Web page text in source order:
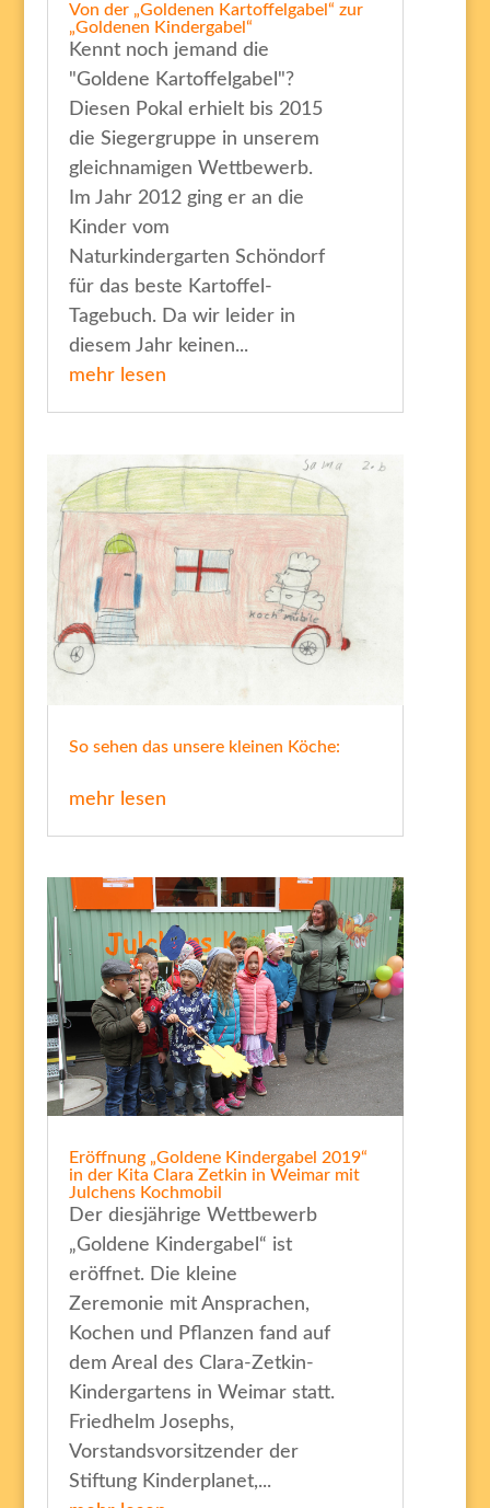
Von der „Goldenen Kartoffelgabel“ zur
„Goldenen Kindergabel“
Kennt noch jemand die
"Goldene Kartoffelgabel"?
Diesen Pokal erhielt bis 2015
die Siegergruppe in unserem
gleichnamigen Wettbewerb.
Im Jahr 2012 ging er an die
Kinder vom
Naturkindergarten Schöndorf
für das beste Kartoffel-
Tagebuch. Da wir leider in
diesem Jahr keinen...
mehr lesen
So sehen das unsere kleinen Köche:
mehr lesen
Eröffnung „Goldene Kindergabel 2019“
in der Kita Clara Zetkin in Weimar mit
Julchens Kochmobil
Der diesjährige Wettbewerb
„Goldene Kindergabel“ ist
eröffnet. Die kleine
Zeremonie mit Ansprachen,
Kochen und Pflanzen fand auf
dem Areal des Clara-Zetkin-
Kindergartens in Weimar statt.
Friedhelm Josephs,
Vorstandsvorsitzender der
Stiftung Kinderplanet,...